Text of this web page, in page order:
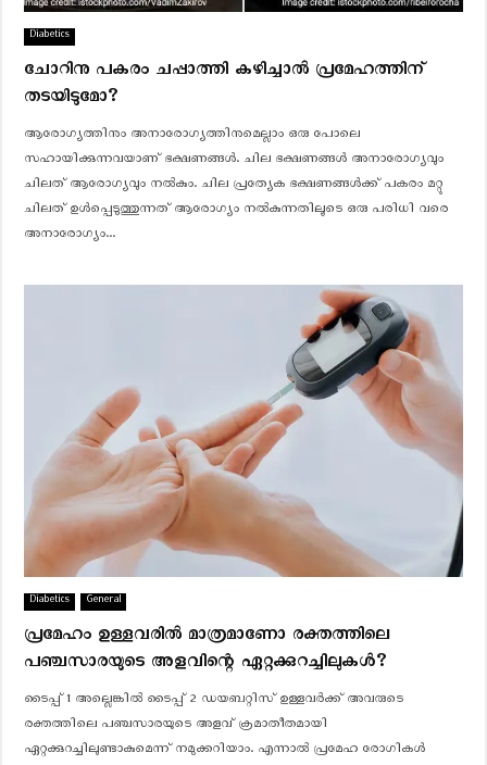
Diabetics
ചോറിനു പകരം ചപ്പാത്തി കഴിച്ചാല്‍ പ്രമേഹത്തിന്
തടയിടുമോ?
ആരോഗ്യത്തിനും അനാരോഗ്യത്തിനുമെല്ലാം ഒരു പോലെ
സഹായിക്കുന്നവയാണ് ഭക്ഷണങ്ങള്‍. ചില ഭക്ഷണങ്ങള്‍ അനാരോഗ്യവും
ചിലത് ആരോഗ്യവും നല്‍കും. ചില പ്രത്യേക ഭക്ഷണങ്ങള്‍ക്ക് പകരം മറ്റു
ചിലത് ഉള്‍പ്പെടുത്തുന്നത് ആരോഗ്യം നല്‍കുന്നതിലൂടെ ഒരു പരിധി വരെ
അനാരോഗ്യം...
Diabetics General
പ്രമേഹം ഉള്ളവരിൽ മാത്രമാണോ രക്തത്തിലെ
പഞ്ചസാരയുടെ അളവിന്റെ ഏറ്റക്കുറച്ചിലുകൾ?
ടൈപ്പ് 1 അല്ലെങ്കിൽ ടൈപ്പ് 2 ഡയബറ്റിസ് ഉള്ളവർക്ക് അവരുടെ
രക്തത്തിലെ പഞ്ചസാരയുടെ അളവ് ക്രമാതീതമായി
ഏറ്റക്കുറച്ചിലുണ്ടാകുമെന്ന് നമുക്കറിയാം. എന്നാൽ പ്രമേഹ രോഗികൾ